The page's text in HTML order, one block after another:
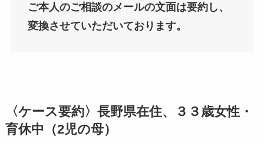
ご本人のご相談のメールの文面は要約し、
変換させていただいております。
〈ケース要約〉長野県在住、３３歳女性・
育休中（2児の母）